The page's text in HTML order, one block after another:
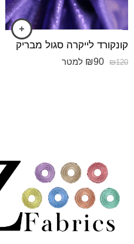
קונקורד לייקרה סגול מבריק
₪120
₪90 למטר